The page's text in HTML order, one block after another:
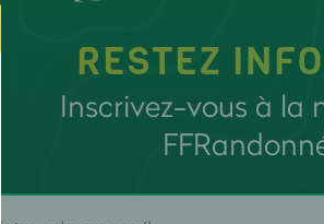
RESTEZ
Inscrivez-vous à la